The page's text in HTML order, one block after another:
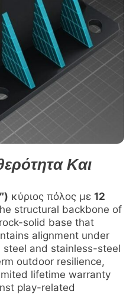
Και
κύριος πόλος με 12
structural backbone of
solid base that
alignment under
and stainless-steel
outdoor resilience,
lifetime warranty
play-related